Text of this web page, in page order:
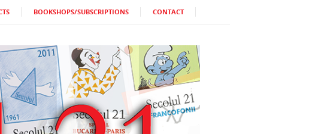
BOOKSHOPS/SUBSCRIPTIONS CONTACT